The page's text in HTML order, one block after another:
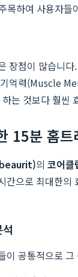
목하여 사용자
장점이 많습니
억력(Muscle
는 것보다 훨씬
15분 홈트
의 코어클
간으로 최대한
이 공통적으로